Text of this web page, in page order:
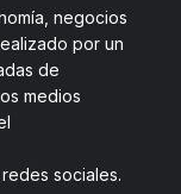
negocios
por un
de
medios
sociales.